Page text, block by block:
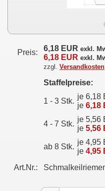
Preis: 6,18 EUR exkl.
6,18 EUR exkl.
zzgl. Versandkosten
Staffelpreise:
1 - 3 Stk.
je 6,18
je 6,18
4 - 7 Stk.
je 5,56
je 5,56
ab 8 Stk.
je 4,95
je 4,95
Art.Nr.: